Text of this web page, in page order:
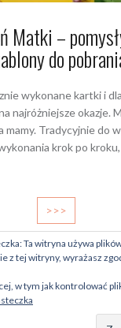
Matki –
do
wykonane kartki i
najróżniejsze okazje.
mamy. Tradycyjnie do
krok po kroku,
>>>
Szablon:
Ta witryna używa
z tej witryny, wyrażasz
w tym jak kontrolować